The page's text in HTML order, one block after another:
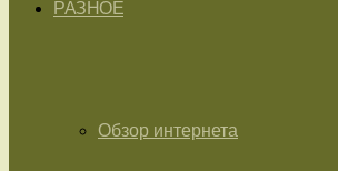
РАЗНОЕ
Обзор интернета